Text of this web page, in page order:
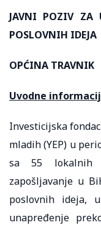
JAVNI POZIV ZA
POSLOVNIH IDEJA
OPĆINA TRAVNIK
Uvodne
Investicijska
mladih (YEP) u
sa 55 lokalnih
zapošljavanje u
poslovnih ideja,
unapređenje